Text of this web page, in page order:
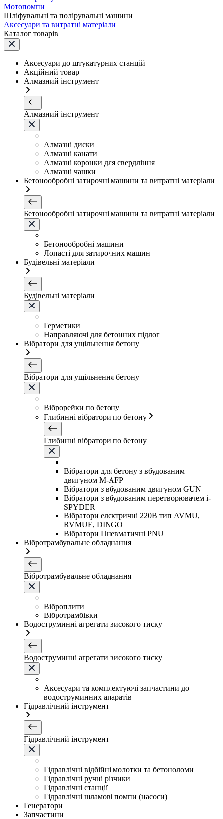
Мотопомпи
Шліфувальні та полірувальні машини
Аксесуари та витратні матеріали
Каталог товарів
Аксесуари до штукатурних станцій
Акційний товар
Алмазний інструмент
Алмазний інструмент
Алмазні диски
Алмазні канати
Алмазні коронки для свердління
Алмазні чашки
Бетонообробні затирочні машини та витратні матеріали
Бетонообробні затирочні машини та витратні матеріали
Бетонообробні машини
Лопасті для затирочних машин
Будівельні матеріали
Будівельні матеріали
Герметики
Направляючі для бетонних підлог
Вібратори для ущільнення бетону
Вібратори для ущільнення бетону
Віброрейки по бетону
Глибинні вібратори по бетону
Глибинні вібратори по бетону
Вібратори для бетону з вбудованим
двигуном M-AFP
Вібратори з вбудованим двигуном GUN
Вібратори з вбудованим перетворювачем i-
SPYDER
Вібратори електричні 220B тип AVMU,
RVMUE, DINGO
Вібратори Пневматичні PNU
Вібротрамбувальне обладнання
Вібротрамбувальне обладнання
Віброплити
Вібротрамбівки
Водоструминні агрегати високого тиску
Водоструминні агрегати високого тиску
Аксесуари та комплектуючі запчастини до
водоструминних апаратів
Гідравлічний інструмент
Гідравлічний інструмент
Гідравлічні відбійні молотки та бетоноломи
Гідравлічні ручні різчики
Гідравлічні станції
Гідравлічні шламові помпи (насоси)
Генератори
Запчастини